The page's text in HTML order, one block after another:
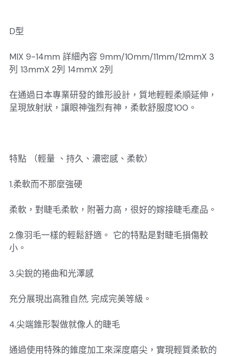
D型
MIX 9-14mm 詳細內容 9mm/10mm/11mm/12mmX 3
列 13mmX 2列 14mmX 2列
在通過日本專業研發的錐形設計，質地輕輕柔順延伸，
呈現放射狀，讓眼神強烈有神，柔軟舒服度100。
特點 （輕量 、持久、濃密感、柔軟）
1.柔軟而不那麼強硬
柔軟，對睫毛柔軟，附著力高，很好的嫁接睫毛產品。
2.像羽毛一樣的輕鬆舒適。 它的特點是對睫毛損傷較
小。
3.尖銳的捲曲和光澤感
充分展現出高雅自然, 完成完美等級。
4.尖端錐形製做就像人的睫毛
通過使用特殊的錐度加工來深度磨尖，實現輕質柔軟的